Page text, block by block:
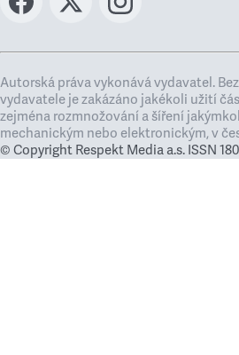
Autorská práva vykonává vydavatel.
vydavatele je zakázáno jakékoli užití
zejména rozmnožování a šíření
mechanickým nebo elektronickým, v
© Copyright Respekt Media a.s. ISSN